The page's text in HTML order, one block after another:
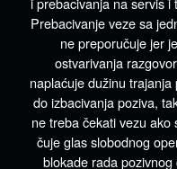
Prebacivanje veze sa
ne preporučuje jer
ostvarivanja
naplaćuje dužinu
do izbacivanja poziva,
ne treba čekati vezu
čuje glas slobodnog
blokade rada